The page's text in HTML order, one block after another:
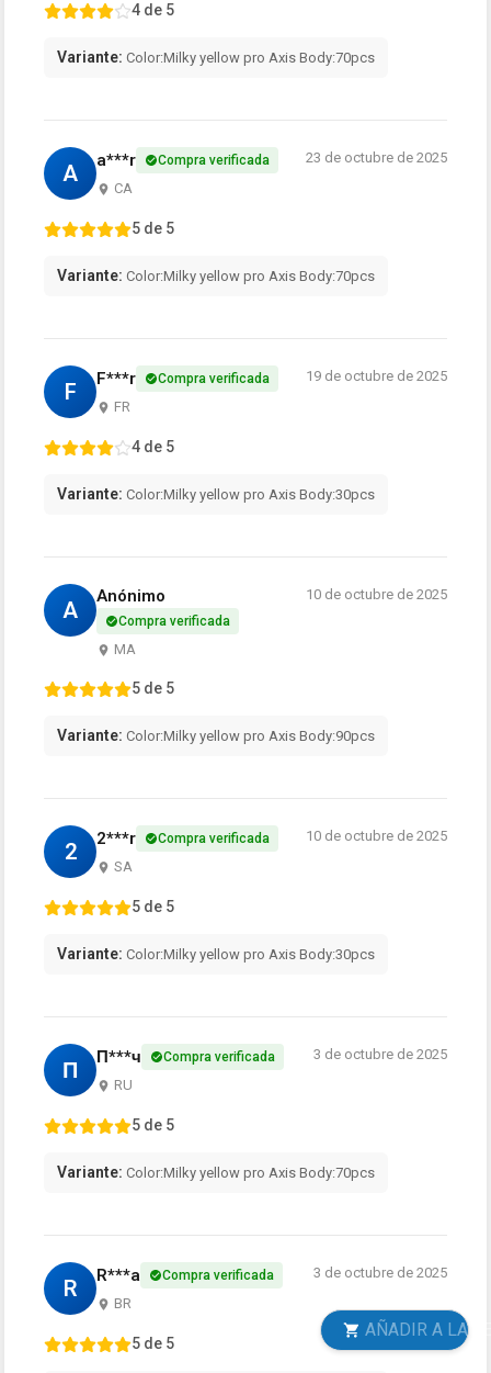
4 de 5
Variante: Color:Milky yellow pro Axis Body:70pcs
A a***r Compra verificada
CA
23 de octubre de 2025
5 de 5
Variante: Color:Milky yellow pro Axis Body:70pcs
F F***r Compra verificada
FR
19 de octubre de 2025
4 de 5
Variante: Color:Milky yellow pro Axis Body:30pcs
A
Anónimo
Compra verificada
MA
10 de octubre de 2025
5 de 5
Variante: Color:Milky yellow pro Axis Body:90pcs
2 2***r Compra verificada
SA
10 de octubre de 2025
5 de 5
Variante: Color:Milky yellow pro Axis Body:30pcs
П П***ч Compra verificada
RU
3 de octubre de 2025
5 de 5
Variante: Color:Milky yellow pro Axis Body:70pcs
R R***a Compra verificada
BR
3 de octubre de 2025
5 de 5
AÑADIR A LA CESTA